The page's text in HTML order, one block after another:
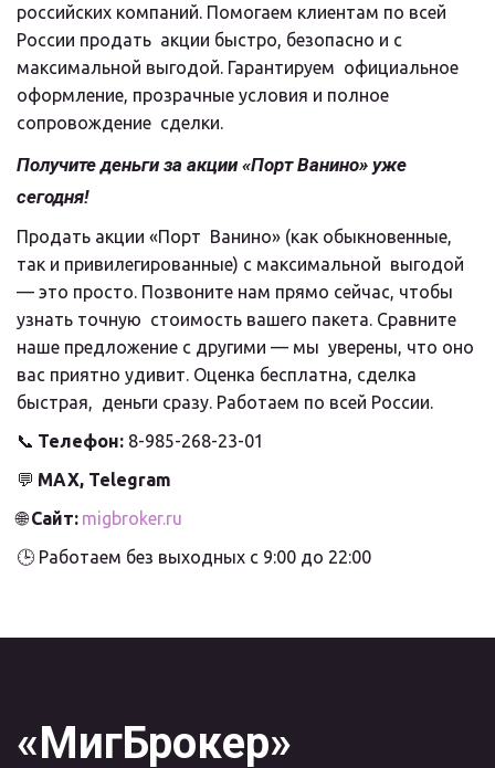
российских компаний. Помогаем клиентам по всей
России продать  акции быстро, безопасно и с
максимальной выгодой. Гарантируем  официальное
оформление, прозрачные условия и полное
сопровождение  сделки.
Получите деньги за акции «Порт Ванино» уже
сегодня!
Продать акции «Порт  Ванино» (как обыкновенные,
так и привилегированные) с максимальной  выгодой
— это просто. Позвоните нам прямо сейчас, чтобы
узнать точную  стоимость вашего пакета. Сравните
наше предложение с другими — мы  уверены, что оно
вас приятно удивит. Оценка бесплатна, сделка
быстрая,  деньги сразу. Работаем по всей России.
📞 Телефон: 8-985-268-23-01
💬 MAX, Telegram
🌐 Сайт: migbroker.ru
🕒 Работаем без выходных с 9:00 до 22:00
«МигБрокер»